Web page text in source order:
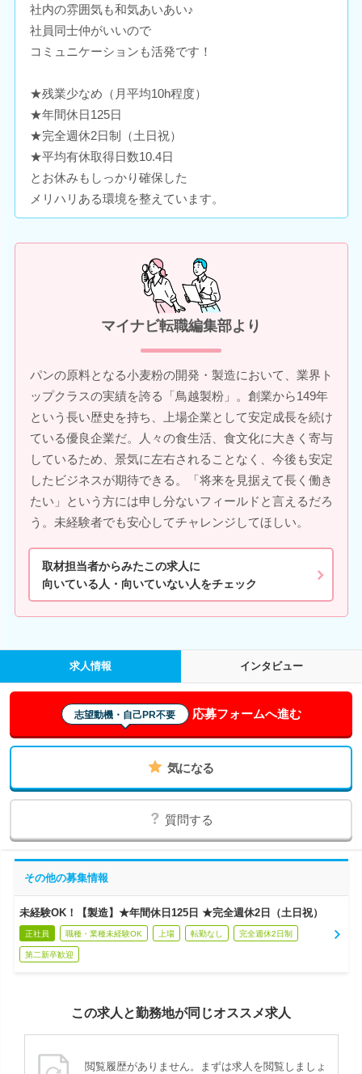
社内の雰囲気も和気あいあい♪
社員同士仲がいいので
コミュニケーションも活発です！
★残業少なめ（月平均10h程度）
★年間休日125日
★完全週休2日制（土日祝）
★平均有休取得日数10.4日
とお休みもしっかり確保した
メリハリある環境を整えています。
マイナビ転職編集部より
パンの原料となる小麦粉の開発・製造において、業界ト
ップクラスの実績を誇る「鳥越製粉」。創業から149年
という長い歴史を持ち、上場企業として安定成長を続け
ている優良企業だ。人々の食生活、食文化に大きく寄与
しているため、景気に左右されることなく、今後も安定
したビジネスが期待できる。「将来を見据えて長く働き
たい」という方には申し分ないフィールドと言えるだろ
う。未経験者でも安心してチャレンジしてほしい。
取材担当者からみたこの求人に
向いている人・向いていない人をチェック
求人情報 インタビュー
志望動機・自己PR不要 応募フォームへ進む
気になる
質問する
その他の募集情報
未経験OK！【製造】★年間休日125日 ★完全週休2日（土日祝）
正社員 職種・業種未経験OK 上場 転勤なし 完全週休2日制
第二新卒歓迎
この求人と勤務地が同じオススメ求人
閲覧履歴がありません。まずは求人を閲覧しましょ